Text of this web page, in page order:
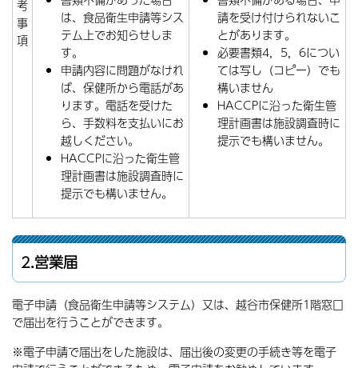
考
事
項
は、食品衛生申請等シス
テム上でお知らせしま
す。
申請内容に問題がなけれ
ば、保健所から電話があ
ります。電話を受けた
ら、手数料を支払いにお
越しください。
HACCPに沿った衛生管
理計画書は施設調査時に
提示でも構いません。
請を受け付けられないこ
とがあります。
必要書類4，5，6につい
ては写し（コピー）でも
構いません
HACCPに沿った衛生管
理計画書は施設調査時に
提示でも構いません。
2.営業届
電子申請（食品衛生申請等システム）又は、越谷市保健所1階窓口
で届出を行うことができます。
※電子申請で届出をした施設は、届出後の変更の手続き等を電子